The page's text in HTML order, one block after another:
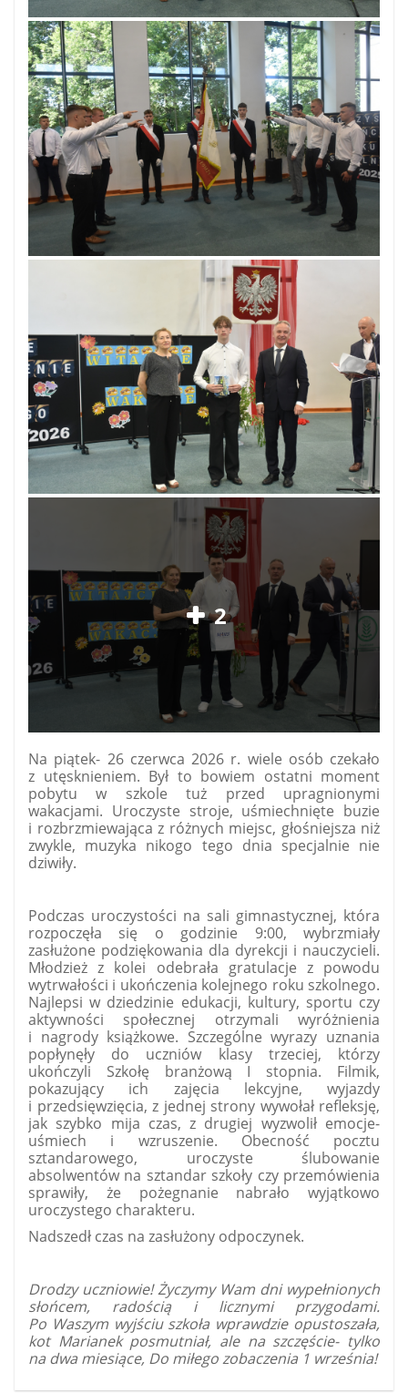
2
Na piątek- 26 czerwca 2026 r. wiele osób czekało
z utęsknieniem. Był to bowiem ostatni moment
pobytu w szkole tuż przed upragnionymi
wakacjami. Uroczyste stroje, uśmiechnięte buzie
i rozbrzmiewająca z różnych miejsc, głośniejsza niż
zwykle, muzyka nikogo tego dnia specjalnie nie
dziwiły.
Podczas uroczystości na sali gimnastycznej, która
rozpoczęła się o godzinie 9:00, wybrzmiały
zasłużone podziękowania dla dyrekcji i nauczycieli.
Młodzież z kolei odebrała gratulacje z powodu
wytrwałości i ukończenia kolejnego roku szkolnego.
Najlepsi w dziedzinie edukacji, kultury, sportu czy
aktywności społecznej otrzymali wyróżnienia
i nagrody książkowe. Szczególne wyrazy uznania
popłynęły do uczniów klasy trzeciej, którzy
ukończyli Szkołę branżową I stopnia. Filmik,
pokazujący ich zajęcia lekcyjne, wyjazdy
i przedsięwzięcia, z jednej strony wywołał refleksję,
jak szybko mija czas, z drugiej wyzwolił emocje-
uśmiech i wzruszenie. Obecność pocztu
sztandarowego, uroczyste ślubowanie
absolwentów na sztandar szkoły czy przemówienia
sprawiły, że pożegnanie nabrało wyjątkowo
uroczystego charakteru.
Nadszedł czas na zasłużony odpoczynek.
Drodzy uczniowie! Życzymy Wam dni wypełnionych
słońcem, radością i licznymi przygodami.
Po Waszym wyjściu szkoła wprawdzie opustoszała,
kot Marianek posmutniał, ale na szczęście- tylko
na dwa miesiące, Do miłego zobaczenia 1 września!